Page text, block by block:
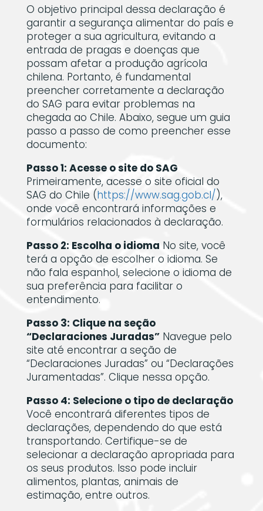
O objetivo principal dessa declaração é
garantir a segurança alimentar do país e
proteger a sua agricultura, evitando a
entrada de pragas e doenças que
possam afetar a produção agrícola
chilena. Portanto, é fundamental
preencher corretamente a declaração
do SAG para evitar problemas na
chegada ao Chile. Abaixo, segue um guia
passo a passo de como preencher esse
documento:
Passo 1: Acesse o site do SAG
Primeiramente, acesse o site oficial do
SAG do Chile (https://www.sag.gob.cl/),
onde você encontrará informações e
formulários relacionados à declaração.
Passo 2: Escolha o idioma No site, você
terá a opção de escolher o idioma. Se
não fala espanhol, selecione o idioma de
sua preferência para facilitar o
entendimento.
Passo 3: Clique na seção
“Declaraciones Juradas”Navegue pelo
site até encontrar a seção de
“Declaraciones Juradas” ou “Declarações
Juramentadas”. Clique nessa opção.
Passo 4: Selecione o tipo de declaração
Você encontrará diferentes tipos de
declarações, dependendo do que está
transportando. Certifique-se de
selecionar a declaração apropriada para
os seus produtos. Isso pode incluir
alimentos, plantas, animais de
estimação, entre outros.